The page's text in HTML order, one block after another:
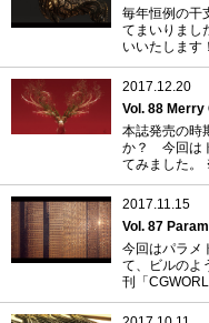
毎年恒例の干
てまいりまし
いいたします
2017.12.20
Vol. 88 Merry
本誌発売の時
か？ 今回は
てみました。
2017.11.15
Vol. 87
今回はパラメ
て、ビルのよ
刊「